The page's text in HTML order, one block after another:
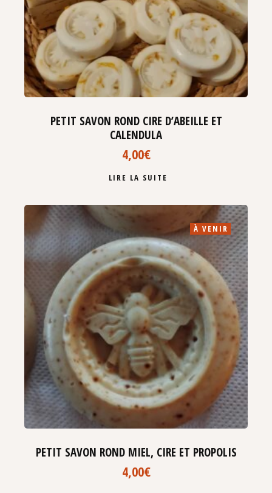
PETIT SAVON ROND CIRE D’ABEILLE ET
CALENDULA
4,00€
LIRE LA SUITE
À VENIR
PETIT SAVON ROND MIEL, CIRE ET PROPOLIS
4,00€